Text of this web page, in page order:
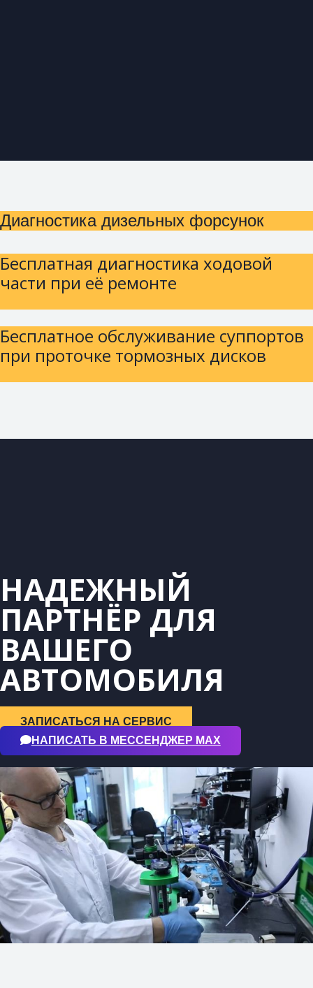
Диагностика дизельных форсунок
Бесплатная диагностика ходовой
части при её ремонте
Бесплатное обслуживание суппортов
при проточке тормозных дисков
НАДЕЖНЫЙ
ПАРТНЁР ДЛЯ
ВАШЕГО
АВТОМОБИЛЯ
ЗАПИСАТЬСЯ НА СЕРВИС
НАПИСАТЬ В МЕССЕНДЖЕР МАХ